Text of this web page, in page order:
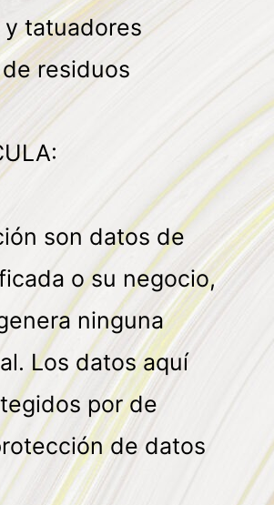
tatuadores
residuos
son datos de
o su negocio,
ninguna
Los datos aquí
por de
de datos